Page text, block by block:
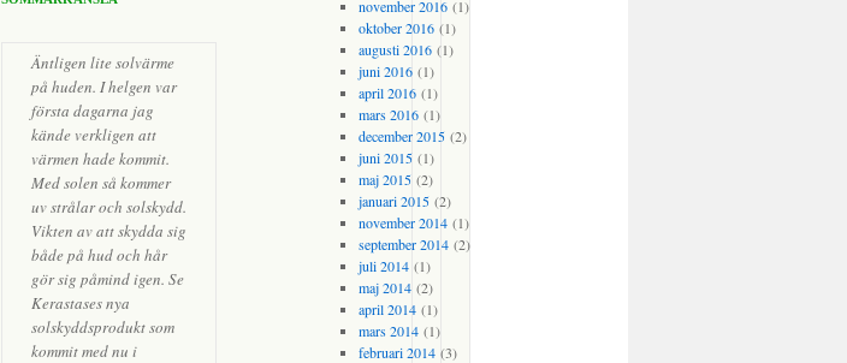
Äntligen lite solvärme
på huden. I helgen var
första dagarna jag
kände verkligen att
värmen hade kommit.
Med solen så kommer
uv strålar och solskydd.
Vikten av att skydda sig
både på hud och hår
gör sig påmind igen. Se
Kerastases nya
solskyddsprodukt som
kommit med nu i
november 2016(1)
oktober 2016(1)
augusti 2016(1)
juni 2016(1)
april 2016(1)
mars 2016(1)
december 2015(2)
juni 2015(1)
maj 2015(2)
januari 2015(2)
november 2014(1)
september 2014(2)
juli 2014(1)
maj 2014(2)
april 2014(1)
mars 2014(1)
februari 2014(3)